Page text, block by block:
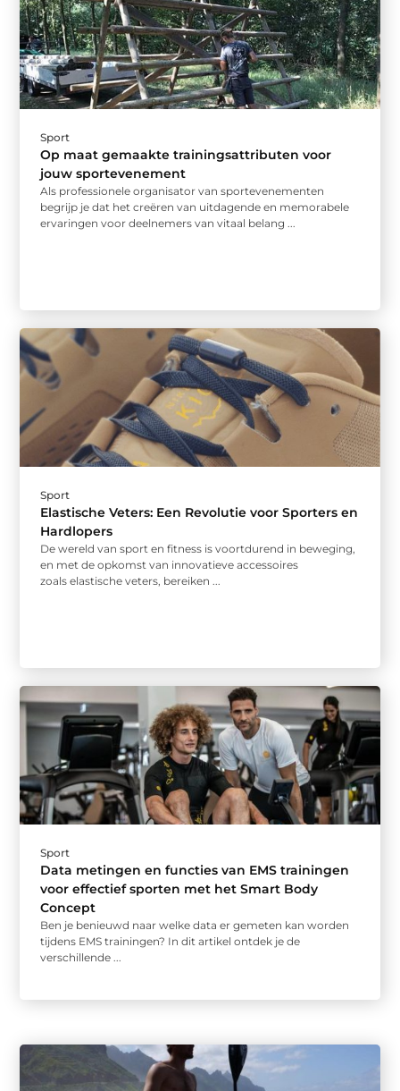
Sport
Op maat gemaakte trainingsattributen voor
jouw sportevenement
Als professionele organisator van sportevenementen
begrijp je dat het creëren van uitdagende en memorabele
ervaringen voor deelnemers van vitaal belang ...
Sport
Elastische Veters: Een Revolutie voor Sporters en
Hardlopers
De wereld van sport en fitness is voortdurend in beweging,
en met de opkomst van innovatieve accessoires
zoals elastische veters, bereiken ...
Sport
Data metingen en functies van EMS trainingen
voor effectief sporten met het Smart Body
Concept
Ben je benieuwd naar welke data er gemeten kan worden
tijdens EMS trainingen? In dit artikel ontdek je de
verschillende ...